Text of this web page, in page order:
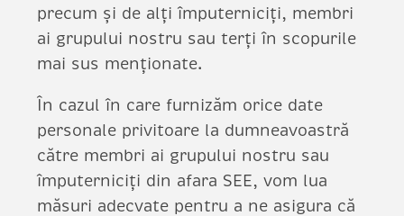
precum și de alți împuterniciți, membri
ai grupului nostru sau terți în scopurile
mai sus menționate.
În cazul în care furnizăm orice date
personale privitoare la dumneavoastră
către membri ai grupului nostru sau
împuterniciți din afara SEE, vom lua
măsuri adecvate pentru a ne asigura că